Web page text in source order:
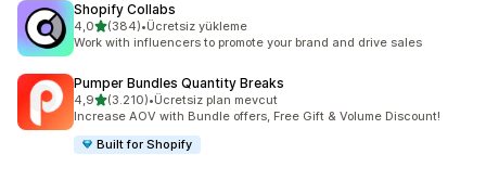
Shopify Collabs
4,05 yıldız üzerinden
(384)
toplam 384 değerlendirme
•Ücretsiz yükleme
Work with influencers to promote your brand and drive sales
Pumper Bundles Quantity Breaks
4,95 yıldız üzerinden
(3.210)
toplam 3210 değerlendirme
•Ücretsiz plan mevcut
Increase AOV with Bundle offers, Free Gift & Volume Discount!
Built for Shopify